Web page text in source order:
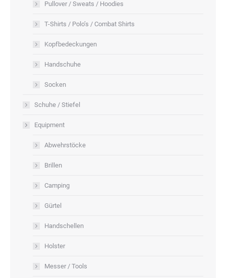
Pullover / Sweats / Hoodies
T-Shirts / Polo’s / Combat Shirts
Kopfbedeckungen
Handschuhe
Socken
Schuhe / Stiefel
Equipment
Abwehrstöcke
Brillen
Camping
Gürtel
Handschellen
Holster
Messer / Tools